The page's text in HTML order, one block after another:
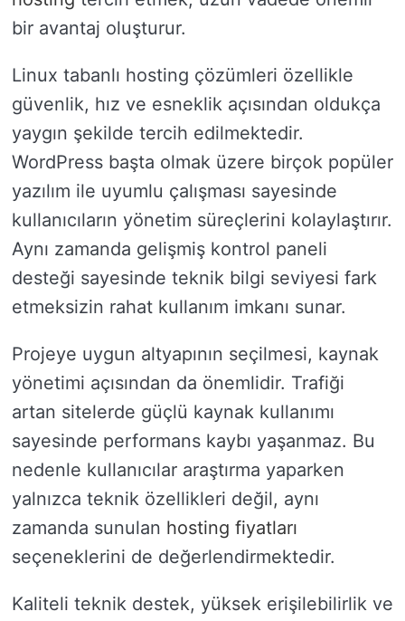
bir avantaj oluşturur.
Linux tabanlı hosting çözümleri özellikle
güvenlik, hız ve esneklik açısından oldukça
yaygın şekilde tercih edilmektedir.
WordPress başta olmak üzere birçok popüler
yazılım ile uyumlu çalışması sayesinde
kullanıcıların yönetim süreçlerini kolaylaştırır.
Aynı zamanda gelişmiş kontrol paneli
desteği sayesinde teknik bilgi seviyesi fark
etmeksizin rahat kullanım imkanı sunar.
Projeye uygun altyapının seçilmesi, kaynak
yönetimi açısından da önemlidir. Trafiği
artan sitelerde güçlü kaynak kullanımı
sayesinde performans kaybı yaşanmaz. Bu
nedenle kullanıcılar araştırma yaparken
yalnızca teknik özellikleri değil, aynı
zamanda sunulan hosting fiyatları
seçeneklerini de değerlendirmektedir.
Kaliteli teknik destek, yüksek erişilebilirlik ve